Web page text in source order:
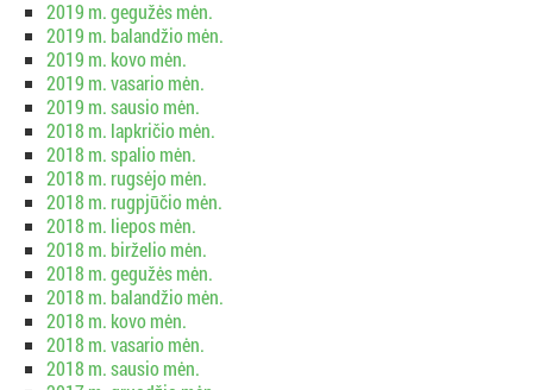
2019 m. gegužės mėn.
2019 m. balandžio mėn.
2019 m. kovo mėn.
2019 m. vasario mėn.
2019 m. sausio mėn.
2018 m. lapkričio mėn.
2018 m. spalio mėn.
2018 m. rugsėjo mėn.
2018 m. rugpjūčio mėn.
2018 m. liepos mėn.
2018 m. birželio mėn.
2018 m. gegužės mėn.
2018 m. balandžio mėn.
2018 m. kovo mėn.
2018 m. vasario mėn.
2018 m. sausio mėn.